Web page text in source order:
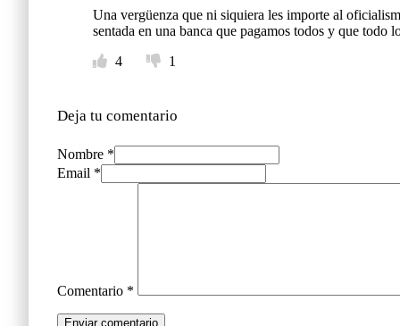
Una vergüenza que ni siquiera les importe al
sentada en una banca que pagamos todos y que
4
1
Deja tu comentario
Nombre *
Email *
Comentario *